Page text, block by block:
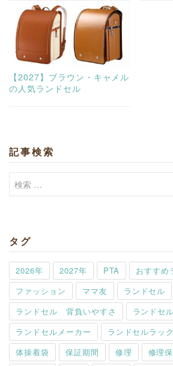
【2027】ブラウン・キャメル
の人気ランドセル
記事検索
検
タグ
2026年 2027年 PTA
おすすめ
ファッション
ママ友
ランドセル
ランドセル 背負いやすさ
ランドセ
ランドセルメーカー
ランドセルラック
体操着袋
保証期間 修理 修理